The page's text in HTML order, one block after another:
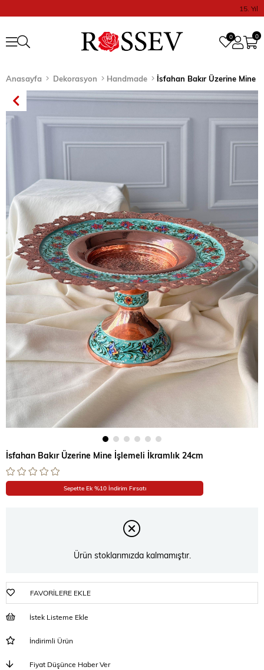
15. Yıl
0
0
Anasayfa Dekorasyon Handmade İsfahan Bakır Üzerine Mine
İsfahan Bakır Üzerine Mine İşlemeli İkramlık 24cm
Sepette Ek %10 İndirim Fırsatı
Ürün stoklarımızda kalmamıştır.
FAVORILERE EKLE
İstek Listeme Ekle
İndirimli Ürün
Fiyat Düşünce Haber Ver